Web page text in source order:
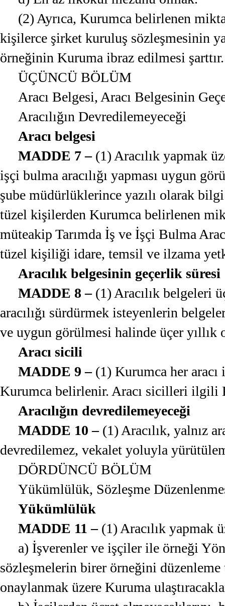
(2) Ayrıca, Kurumca belirlenen
kişilerce şirket kuruluş sözleşmesinin
örneğinin Kuruma ibraz edilmesi
ÜÇÜNCÜ BÖLÜM
Aracı Belgesi, Aracı Belgesinin
Aracılığın Devredilemeyeceği
Aracı belgesi
MADDE 7 –(1) Aracılık yapmak
işçi bulma aracılığı yapması uygun
şube müdürlüklerince yazılı olarak
tüzel kişilerden Kurumca belirlenen
müteakip Tarımda İş ve İşçi Bulma
tüzel kişiliği idare, temsil ve ilzama
Aracılık belgesinin geçerlik süresi
MADDE 8 –(1) Aracılık belgeleri
aracılığı sürdürmek isteyenlerin
ve uygun görülmesi halinde üçer yıllık
Aracı sicili
MADDE 9 –(1) Kurumca her
Kurumca belirlenir. Aracı sicilleri ilgili
Aracılığın devredilemeyeceği
MADDE 10 –(1) Aracılık, yalnız
devredilemez, vekalet yoluyla
DÖRDÜNCÜ BÖLÜM
Yükümlülük, Sözleşme
Yükümlülük
MADDE 11 –(1) Aracılık yapmak
a) İşverenler ve işçiler ile örneği
sözleşmelerin birer örneğini
onaylanmak üzere Kuruma